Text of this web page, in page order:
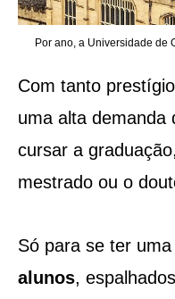
Por ano, a Universidade de
Com tanto
uma alta demanda
cursar a
mestrado ou o
Só para se ter
alunos,